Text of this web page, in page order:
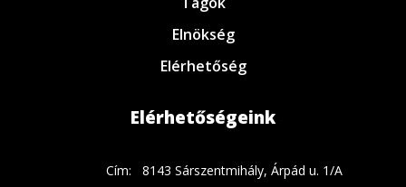
Elnökség
Elérhetőség
Elérhetőségeink
Cím:
8143 Sárszentmihály, Árpád u. 1/A